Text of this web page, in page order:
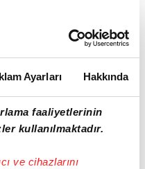
Ayarları Hakkında
faaliyetlerinin
kullanılmaktadır.
ve cihazlarını
ulaşarak puan
konuyan
13 sayıyla oynadı.
Ayşe Nur